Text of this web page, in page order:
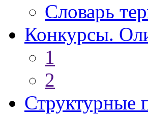
Словарь
Конкурсы.
1
2
Структурные